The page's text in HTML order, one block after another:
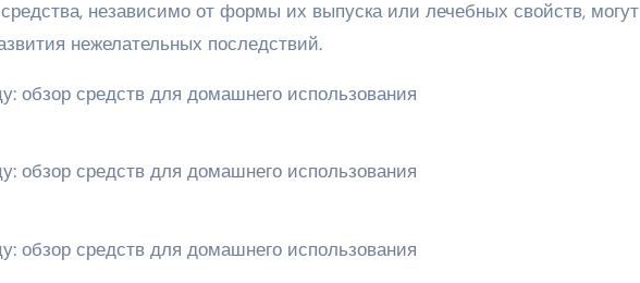
независимо от формы их выпуска или лечебных свойств, могут
нежелательных последствий.